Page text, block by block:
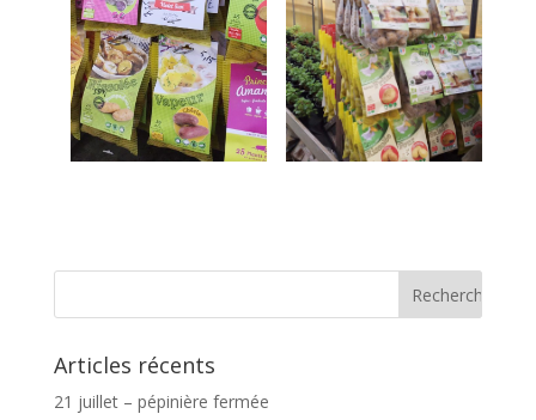
Articles récents
21 juillet – pépinière fermée